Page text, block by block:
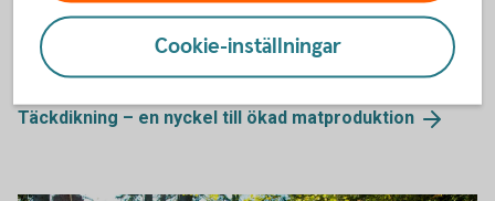
Rätt dränering kan ge jämnare skördar, bättre bärighet och
starkare lönsamhet över tid. Läs mer om varför täckdikning
är en smart investering och hur vi kan hjälpa dig vidare.
Täckdikning – en nyckel till ökad matproduktion
Cookie-inställningar